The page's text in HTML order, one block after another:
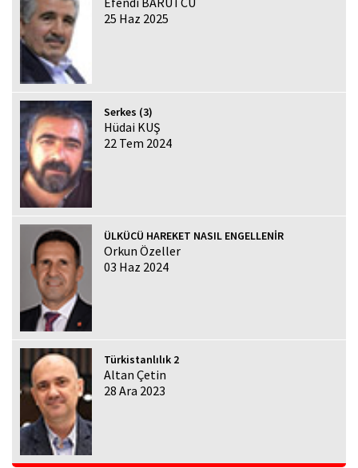
25 Haz 2025
Serkes (3)
Hüdai KUŞ
22 Tem 2024
ÜLKÜCÜ HAREKET NASIL ENGELLENİR
Orkun Özeller
03 Haz 2024
Türkistanlılık 2
Altan Çetin
28 Ara 2023